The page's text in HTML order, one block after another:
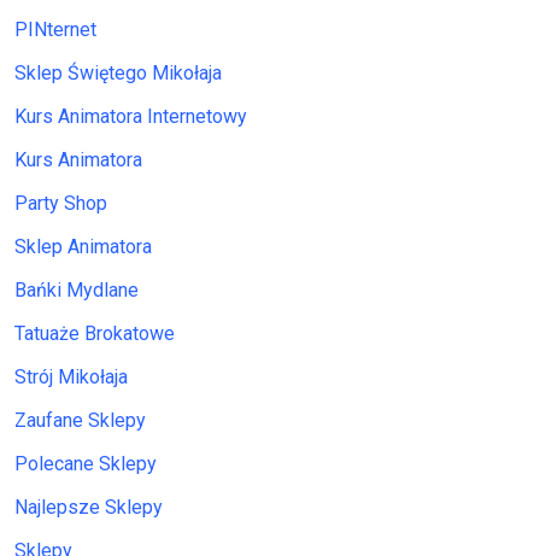
PINternet
Sklep Świętego Mikołaja
Kurs Animatora Internetowy
Kurs Animatora
Party Shop
Sklep Animatora
Bańki Mydlane
Tatuaże Brokatowe
Strój Mikołaja
Zaufane Sklepy
Polecane Sklepy
Najlepsze Sklepy
Sklepy